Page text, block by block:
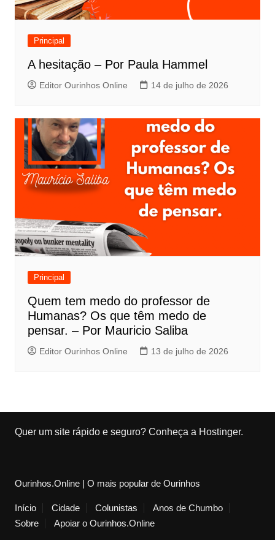
Principal
A hesitação – Por Paula Hammel
Editor Ourinhos Online 14 de julho de 2026
Principal
Quem tem medo do professor de
Humanas? Os que têm medo de
pensar. – Por Mauricio Saliba
Editor Ourinhos Online 13 de julho de 2026
Quer um site rápido e seguro? Conheça a Hostinger.
Ourinhos.Online | O mais popular de Ourinhos
Início Cidade Colunistas
Anos de Chumbo
Sobre
Apoiar o Ourinhos.Online